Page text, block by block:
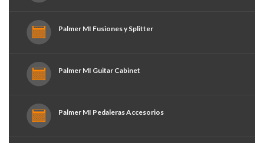
Palmer MI Fusiones y Splitter
Palmer MI Guitar Cabinet
Palmer MI Pedaleras Accesorios